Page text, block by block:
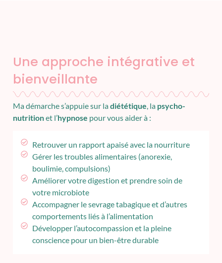
Une approche intégrative et
bienveillante
Ma démarche s’appuie sur ladiététique, la psycho-
nutritionet l’hypnose pour vous aider à :
Retrouver un rapport apaisé avec la nourriture
Gérer les troubles alimentaires (anorexie,
boulimie, compulsions)
Améliorer votre digestion et prendre soin de
votre microbiote
Accompagner le sevrage tabagique et d’autres
comportements liés à l’alimentation
Développer l’autocompassion et la pleine
conscience pour un bien-être durable